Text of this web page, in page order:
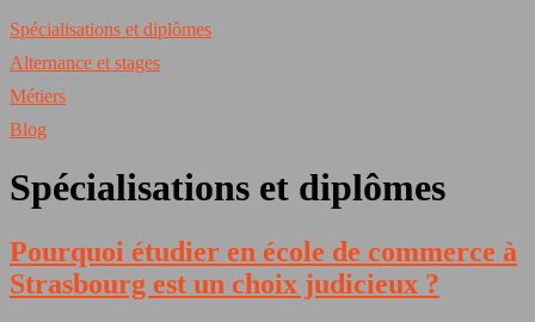
Spécialisations et diplômes
Alternance et stages
Métiers
Blog
Spécialisations et diplômes
Pourquoi étudier en école de commerce à
Strasbourg est un choix judicieux ?